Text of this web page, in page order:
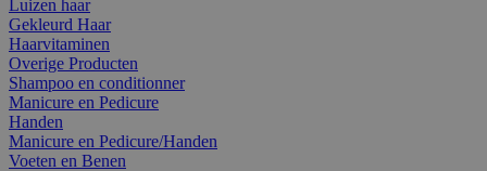
Luizen haar
Gekleurd Haar
Haarvitaminen
Overige Producten
Shampoo en conditionner
Manicure en Pedicure
Handen
Manicure en Pedicure/Handen
Voeten en Benen